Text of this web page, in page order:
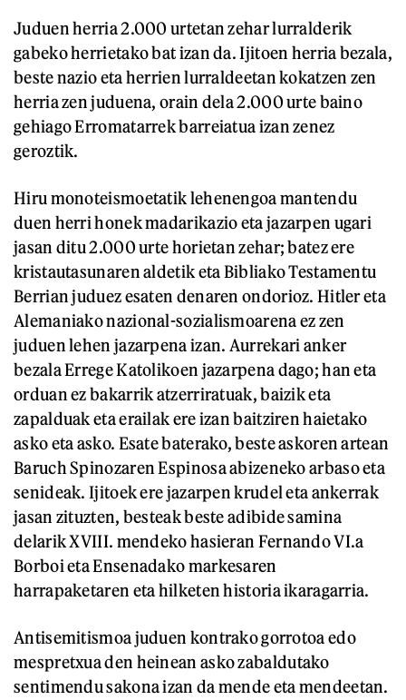
Juduen herria 2.000 urtetan zehar lurralderik
gabeko herrietako bat izan da. Ijitoen herria bezala,
beste nazio eta herrien lurraldeetan kokatzen zen
herria zen juduena, orain dela 2.000 urte baino
gehiago Erromatarrek barreiatua izan zenez
geroztik.
Hiru monoteismoetatik lehenengoa mantendu
duen herri honek madarikazio eta jazarpen ugari
jasan ditu 2.000 urte horietan zehar; batez ere
kristautasunaren aldetik eta Bibliako Testamentu
Berrian juduez esaten denaren ondorioz. Hitler eta
Alemaniako nazional-sozialismoarena ez zen
juduen lehen jazarpena izan. Aurrekari anker
bezala Errege Katolikoen jazarpena dago; han eta
orduan ez bakarrik atzerriratuak, baizik eta
zapalduak eta erailak ere izan baitziren haietako
asko eta asko. Esate baterako, beste askoren artean
Baruch Spinozaren Espinosa abizeneko arbaso eta
senideak. Ijitoek ere jazarpen krudel eta ankerrak
jasan zituzten, besteak beste adibide samina
delarik XVIII. mendeko hasieran Fernando VI.a
Borboi eta Ensenadako markesaren
harrapaketaren eta hilketen historia ikaragarria.
Antisemitismoa juduen kontrako gorrotoa edo
mespretxua den heinean asko zabaldutako
sentimendu sakona izan da mende eta mendeetan.